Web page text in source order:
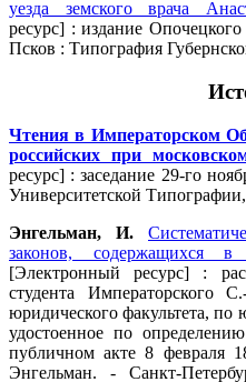
уезда земского врача
ресурс] : издание
Псков : Типография
Чтения в Императорском
российских при
ресурс] : заседание 29-го
Университетской
Энгельман, И.
законов, содержащихся
[Электронный ресурс] :
студента Императорского
юридического факультета, по
удостоенное по
публичном акте 8 февраля
Энгельман. - Санкт-